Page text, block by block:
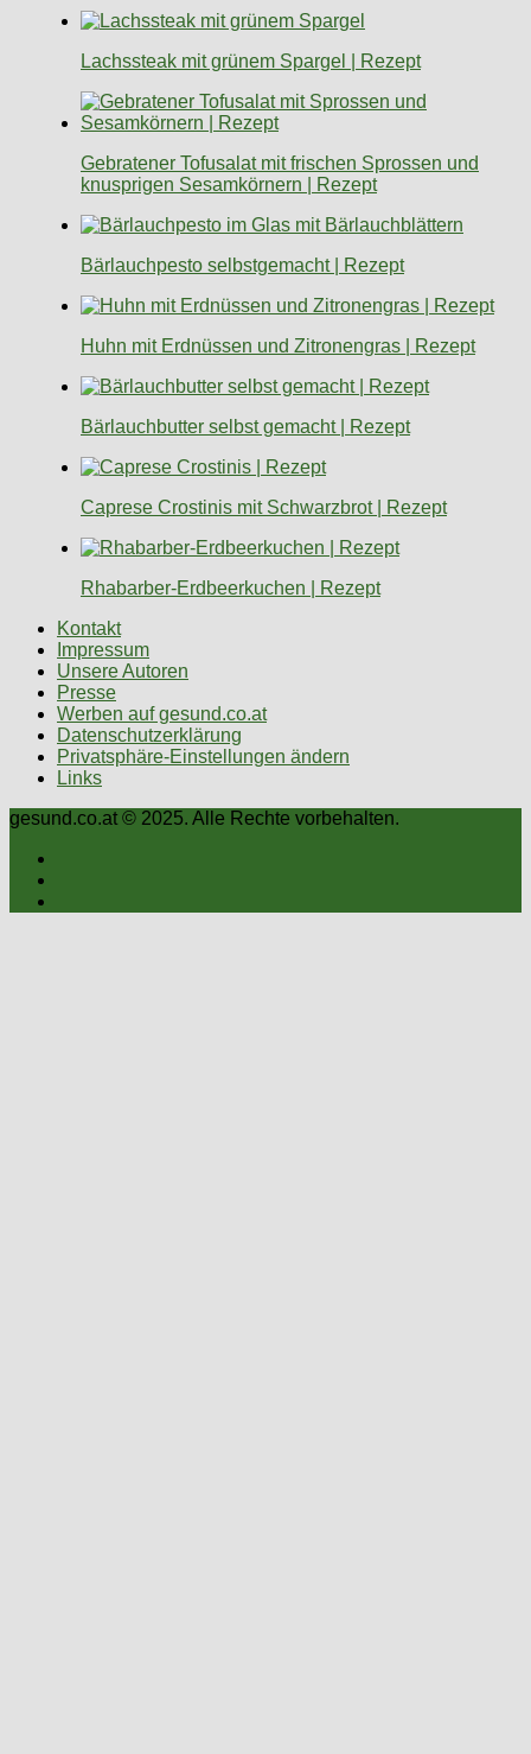
Lachssteak mit grünem Spargel | Rezept
Gebratener Tofusalat mit frischen Sprossen und
knusprigen Sesamkörnern | Rezept
Bärlauchpesto selbstgemacht | Rezept
Huhn mit Erdnüssen und Zitronengras | Rezept
Bärlauchbutter selbst gemacht | Rezept
Caprese Crostinis mit Schwarzbrot | Rezept
Rhabarber-Erdbeerkuchen | Rezept
Kontakt
Impressum
Unsere Autoren
Presse
Werben auf gesund.co.at
Datenschutzerklärung
Privatsphäre-Einstellungen ändern
Links
gesund.co.at © 2025. Alle Rechte vorbehalten.